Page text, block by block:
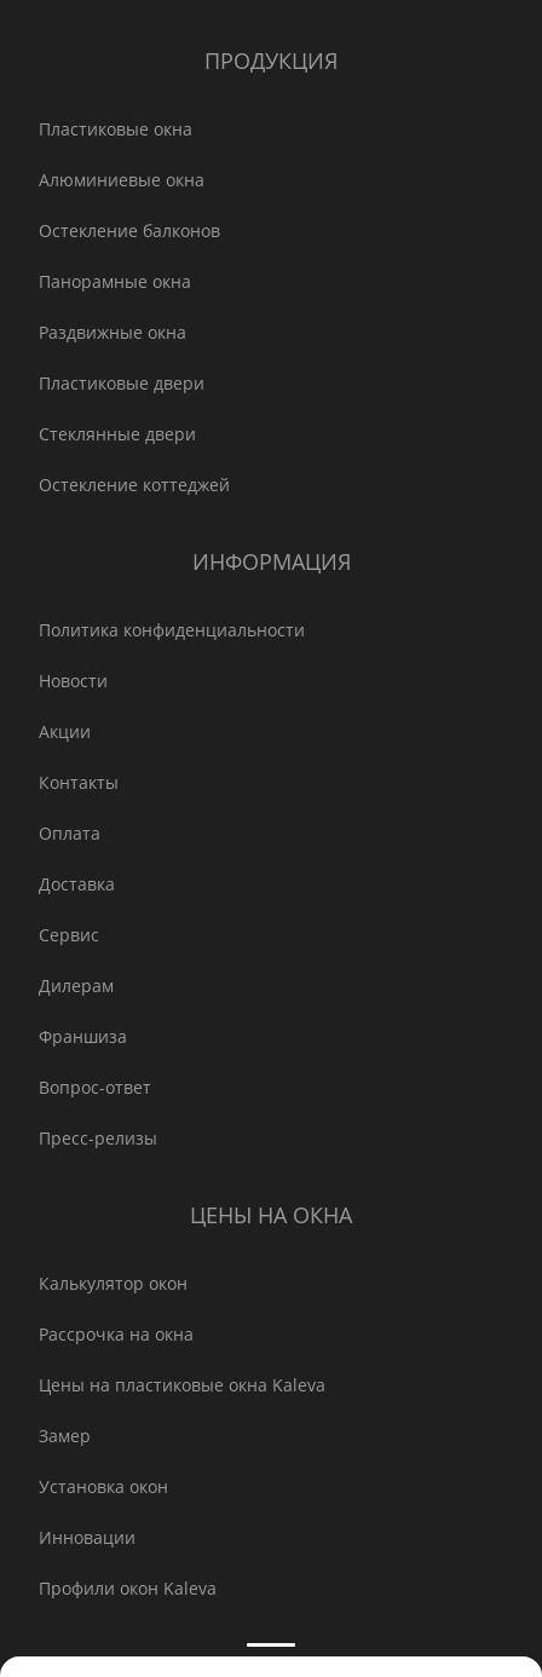
ПРОДУКЦИЯ
Пластиковые окна
Алюминиевые окна
Остекление балконов
Панорамные окна
Раздвижные окна
Пластиковые двери
Стеклянные двери
Остекление коттеджей
ИНФОРМАЦИЯ
Политика конфиденциальности
Новости
Акции
Контакты
Оплата
Доставка
Сервис
Дилерам
Франшиза
Вопрос-ответ
Пресс-релизы
ЦЕНЫ НА ОКНА
Калькулятор окон
Рассрочка на окна
Цены на пластиковые окна Kaleva
Замер
Установка окон
Инновации
Профили окон Kaleva
Принимаем к оплате: